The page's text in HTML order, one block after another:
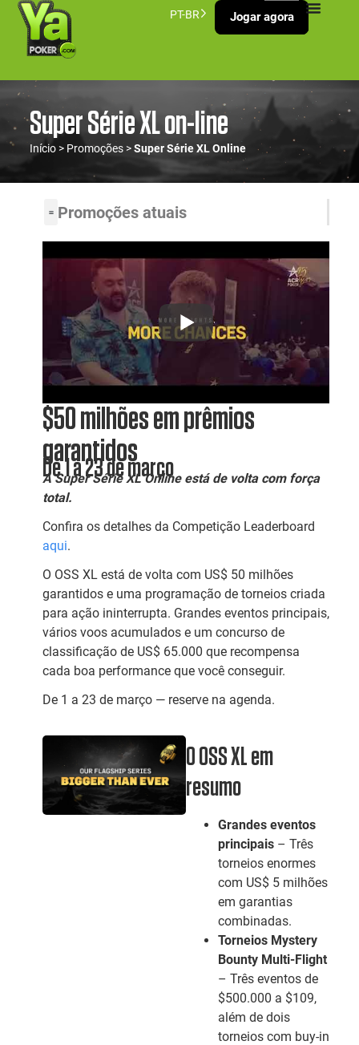
Jogar agora
PT-BR
Super Série XL on-line
Início> Promoções>Super Série XL Online
Promoções atuais
$50 milhões em prêmios
garantidos
De 1 a 23 de março
A Super Série XL Online está de volta com força
total.
Confira os detalhes da Competição Leaderboard
aqui.
O OSS XL está de volta com US$ 50 milhões
garantidos e uma programação de torneios criada
para ação ininterrupta. Grandes eventos principais,
vários voos acumulados e um concurso de
classificação de US$ 65.000 que recompensa
cada boa performance que você conseguir.
De 1 a 23 de março — reserve na agenda.
O OSS XL em
resumo
Grandes eventos
principais– Três
torneios enormes
com US$ 5 milhões
em garantias
combinadas.
Torneios Mystery
Bounty Multi-Flight
– Três eventos de
$500.000 a $109,
além de dois
torneios com buy-in